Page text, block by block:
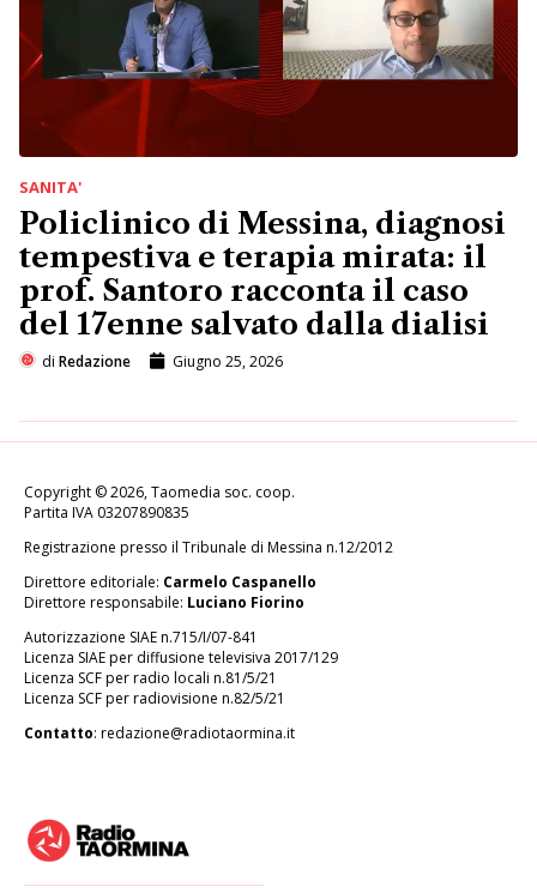
SANITA'
Policlinico di Messina, diagnosi
tempestiva e terapia mirata: il
prof. Santoro racconta il caso
del 17enne salvato dalla dialisi
di Redazione Giugno 25, 2026
Copyright © 2026, Taomedia soc. coop.
Partita IVA 03207890835
Registrazione presso il Tribunale di Messina n.12/2012
Direttore editoriale: Carmelo Caspanello
Direttore responsabile: Luciano Fiorino
Autorizzazione SIAE n.715/I/07-841
Licenza SIAE per diffusione televisiva 2017/129
Licenza SCF per radio locali n.81/5/21
Licenza SCF per radiovisione n.82/5/21
Contatto: redazione@radiotaormina.it